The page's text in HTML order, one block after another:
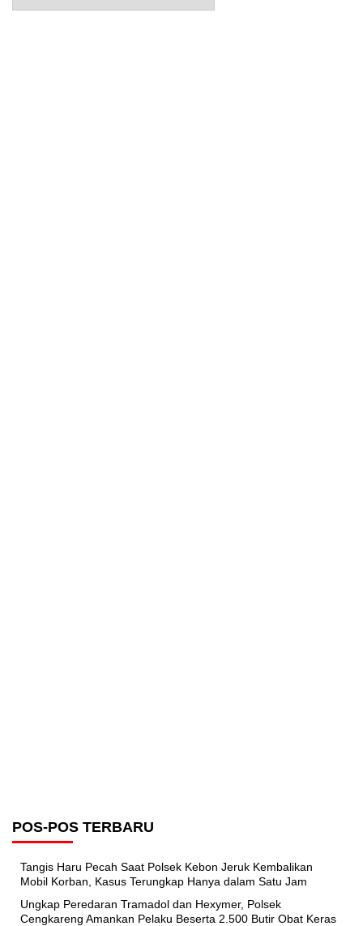
POS-POS TERBARU
Tangis Haru Pecah Saat Polsek Kebon Jeruk Kembalikan
Mobil Korban, Kasus Terungkap Hanya dalam Satu Jam
Ungkap Peredaran Tramadol dan Hexymer, Polsek
Cengkareng Amankan Pelaku Beserta 2.500 Butir Obat Keras